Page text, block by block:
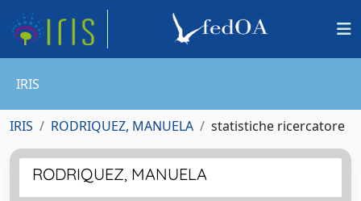
IRIS
IRIS RODRIQUEZ, MANUELA statistiche ricercatore
RODRIQUEZ, MANUELA